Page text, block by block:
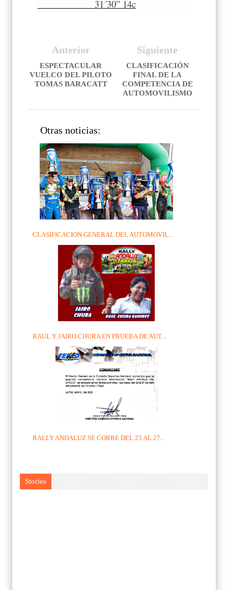
31´30” 14c
Siguiente
CLASIFICACIÓN
FINAL DE LA
COMPETENCIA DE
AUTOMOVILISMO
Anterior
ESPECTACULAR
VUELCO DEL PILOTO
TOMAS BARACATT
Otras noticias:
CLASIFICACION GENERAL DEL AUTOMOVIL...
RAUL Y JAIRO CHURA EN PRUEBA DE AUT...
RALLY ANDALUZ SE CORRE DEL 25 AL 27...
Stories